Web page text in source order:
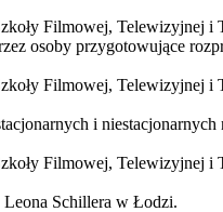
Filmowej, Telewizyjnej
osoby przygotowujące
Filmowej, Telewizyjnej
i
Filmowej, Telewizyjnej
Schillera w Łodzi.